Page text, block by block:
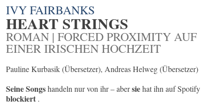
IVY FAIRBANKS
HEART STRINGS
ROMAN | FORCED PROXIMITY AUF
EINER IRISCHEN HOCHZEIT
Pauline Kurbasik (Übersetzer), Andreas Helweg (Übersetzer)
Seine Songshandeln nur von ihr – abersiehat ihn auf Spotify
blockiert .